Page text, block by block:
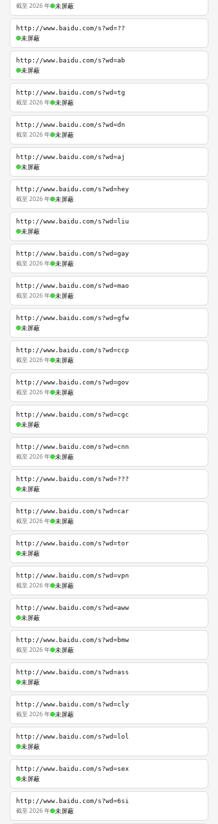
截至 2026 年 未屏蔽
http://www.baidu.com/s?wd=??
未屏蔽
http://www.baidu.com/s?wd=ab
未屏蔽
http://www.baidu.com/s?wd=tg
截至 2026 年 未屏蔽
http://www.baidu.com/s?wd=dn
截至 2026 年 未屏蔽
http://www.baidu.com/s?wd=aj
未屏蔽
http://www.baidu.com/s?wd=hey
截至 2026 年 未屏蔽
http://www.baidu.com/s?wd=liu
未屏蔽
http://www.baidu.com/s?wd=gay
截至 2026 年 未屏蔽
http://www.baidu.com/s?wd=mao
截至 2026 年 未屏蔽
http://www.baidu.com/s?wd=gfw
未屏蔽
http://www.baidu.com/s?wd=ccp
截至 2026 年 未屏蔽
http://www.baidu.com/s?wd=gov
截至 2026 年 未屏蔽
http://www.baidu.com/s?wd=cgc
未屏蔽
http://www.baidu.com/s?wd=cnn
截至 2026 年 未屏蔽
http://www.baidu.com/s?wd=???
未屏蔽
http://www.baidu.com/s?wd=car
截至 2026 年 未屏蔽
http://www.baidu.com/s?wd=tor
未屏蔽
http://www.baidu.com/s?wd=vpn
截至 2026 年 未屏蔽
http://www.baidu.com/s?wd=aww
未屏蔽
http://www.baidu.com/s?wd=bmw
截至 2026 年 未屏蔽
http://www.baidu.com/s?wd=ass
未屏蔽
http://www.baidu.com/s?wd=cly
截至 2026 年 未屏蔽
http://www.baidu.com/s?wd=lol
未屏蔽
http://www.baidu.com/s?wd=sex
未屏蔽
http://www.baidu.com/s?wd=6si
截至 2026 年 未屏蔽